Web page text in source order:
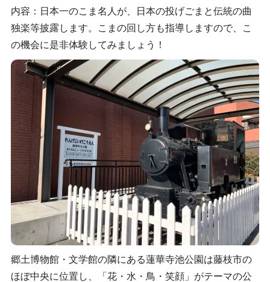
内容：日本一のこま名人が、日本の投げごまと伝統の曲
独楽等披露します。こまの回し方も指導しますので、こ
の機会に是非体験してみましょう！
郷土博物館・文学館の隣にある蓮華寺池公園は藤枝市の
ほぼ中央に位置し、「花・水・鳥・笑顔」がテーマの公